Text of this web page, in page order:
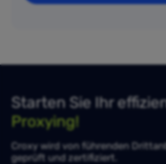
Starten Sie Ihr
Proxying!
Croxy wird von führenden
geprüft und zertifiziert.